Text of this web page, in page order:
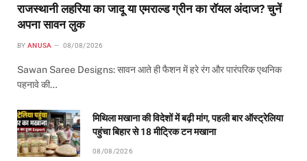
राजस्थानी लहरिया का जादू या एमराल्ड ग्रीन का रॉयल अंदाज? चुनें
अपना सावन लुक
BY ANUSA 08/08/2026
Sawan Saree Designs: सावन आते ही फैशन में हरे रंग और पारंपरिक एथनिक
पहनावे की…
मिथिला मखाना की विदेशों में बढ़ी मांग, पहली बार ऑस्ट्रेलिया
पहुंचा बिहार से 18 मीट्रिक टन मखाना
08/08/2026